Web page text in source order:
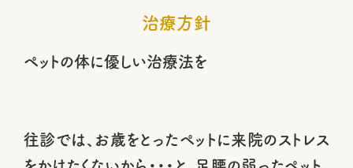
治療方針
ペットの体に優しい治療法を
往診では、お歳をとったペットに来院のストレス